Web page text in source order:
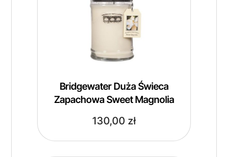
Bridgewater Duża Świeca
Zapachowa Sweet Magnolia
130,00 zł